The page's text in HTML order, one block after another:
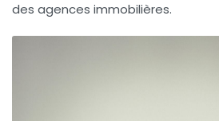
des agences immobilières.